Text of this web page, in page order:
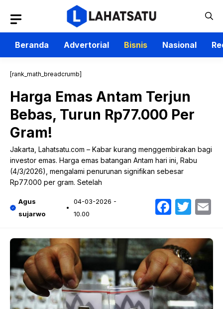
isi
Beranda
Advertorial Bisnis Nasional
[rank_math_breadcrumb]
Harga Emas Antam Terjun
Bebas, Turun Rp77.000 Per
Gram!
Jakarta, Lahatsatu.com – Kabar kurang menggembirakan bagi
investor emas. Harga emas batangan Antam hari ini, Rabu
(4/3/2026), mengalami penurunan signifikan sebesar
Rp77.000 per gram. Setelah
Agus
sujarwo
04-03-2026 -
10.00